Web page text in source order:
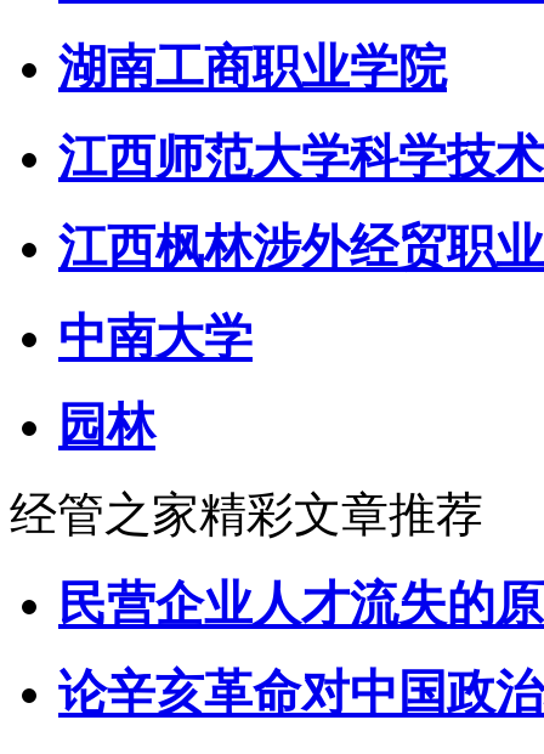
湖南工商职业学院
江西师范大学科学技
江西枫林涉外经贸职
中南大学
园林
经管之家精彩文章推荐
民营企业人才流失的
论辛亥革命对中国政